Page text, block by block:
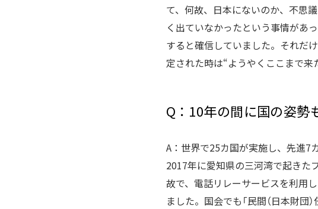
て、何故、日本にないのか、不思
く出ていなかったという事情があ
すると確信していました。それだ
定された時は“ようやくここまで来
Q：10年の間に国の姿勢
A：世界で25カ国が実施し、先進7
2017年に愛知県の三河湾で起きた
故で、電話リレーサービスを利用
ました。国会でも「民間（日本財団